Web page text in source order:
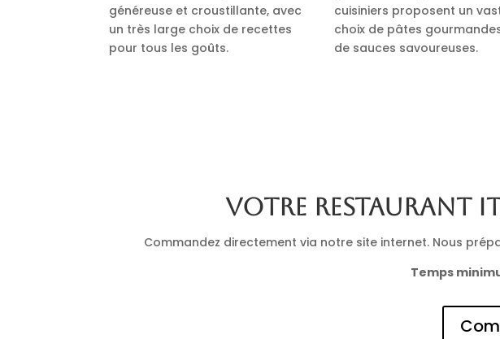
généreuse et croustillante, avec
un très large choix de recettes
pour tous les goûts.
cuisiniers proposent un
choix de pâtes
de sauces savoureuses.
Votre restaurant
Commandez directement via notre site internet. Nous
Temps